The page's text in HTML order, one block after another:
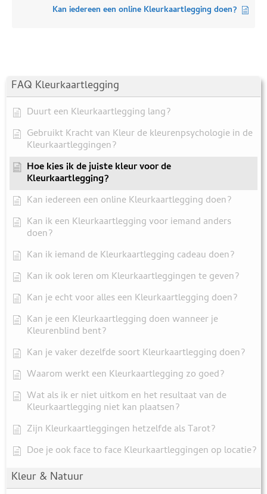
Kan iedereen een online Kleurkaartlegging doen?
FAQ Kleurkaartlegging
Duurt een Kleurkaartlegging lang?
Gebruikt Kracht van Kleur de kleurenpsychologie in de
Kleurkaartleggingen?
Hoe kies ik de juiste kleur voor de
Kleurkaartlegging?
Kan iedereen een online Kleurkaartlegging doen?
Kan ik een Kleurkaartlegging voor iemand anders
doen?
Kan ik iemand de Kleurkaartlegging cadeau doen?
Kan ik ook leren om Kleurkaartleggingen te geven?
Kan je echt voor alles een Kleurkaartlegging doen?
Kan je een Kleurkaartlegging doen wanneer je
Kleurenblind bent?
Kan je vaker dezelfde soort Kleurkaartlegging doen?
Waarom werkt een Kleurkaartlegging zo goed?
Wat als ik er niet uitkom en het resultaat van de
Kleurkaartlegging niet kan plaatsen?
Zijn Kleurkaartleggingen hetzelfde als Tarot?
Doe je ook face to face Kleurkaartleggingen op locatie?
Kleur & Natuur